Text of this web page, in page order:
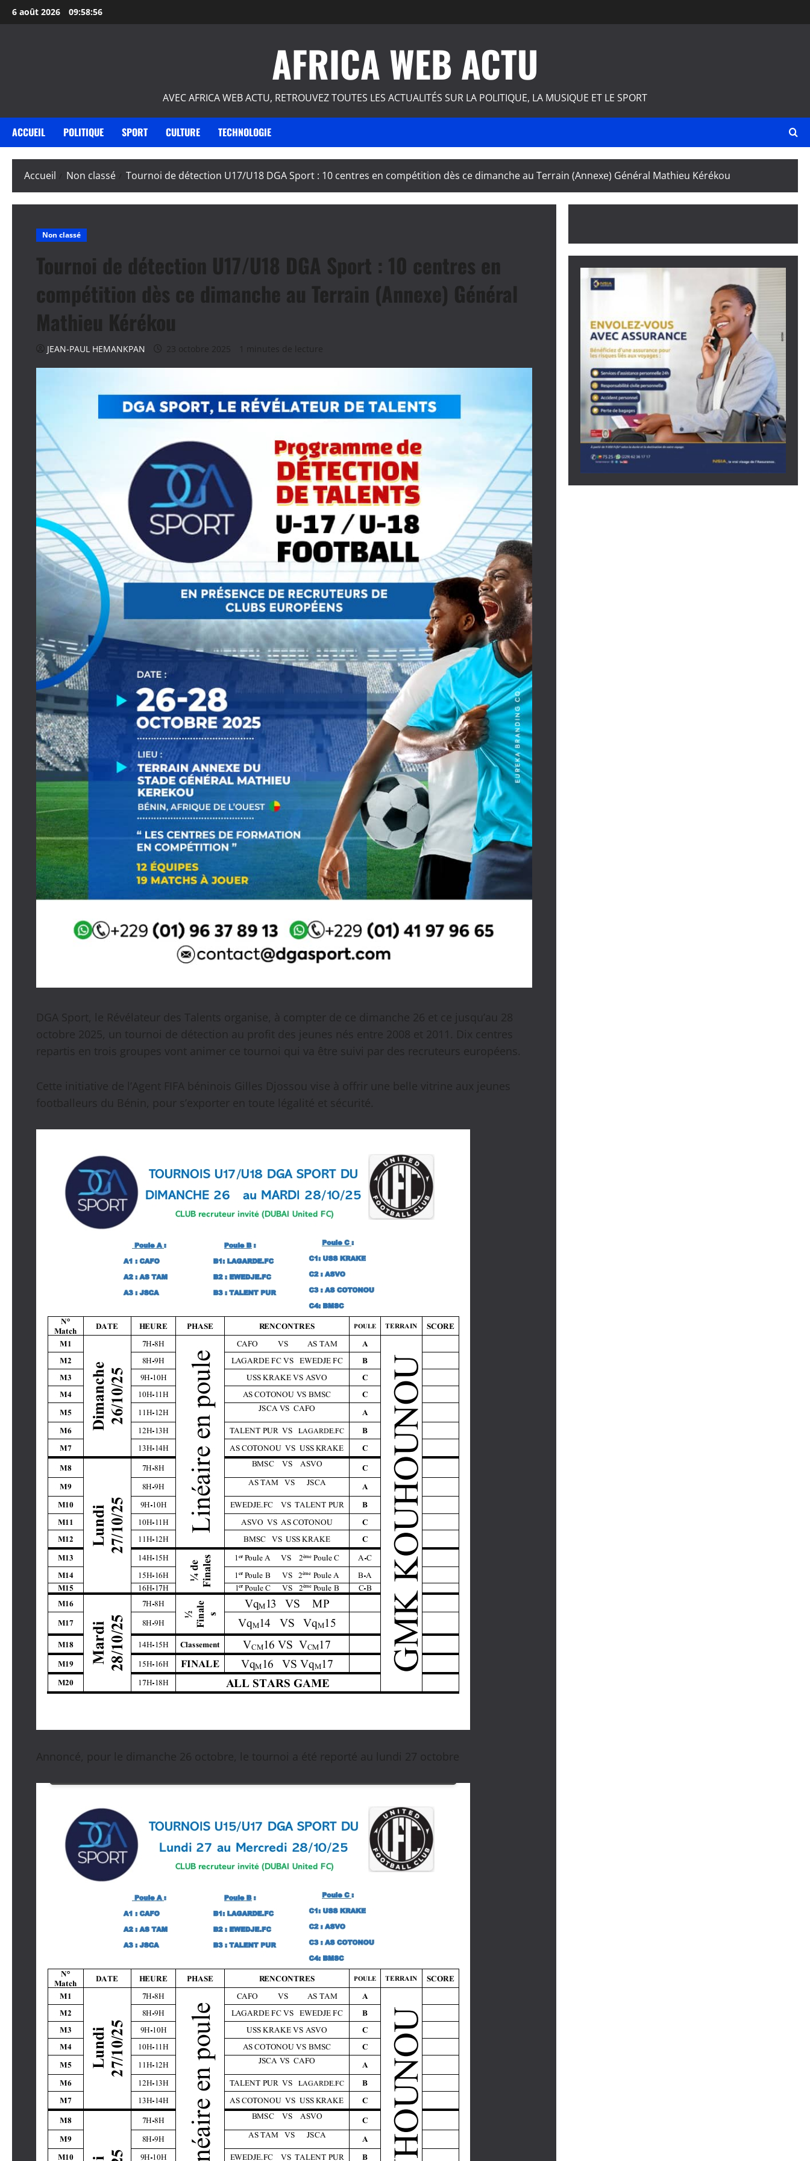
Aller
au
6 août 2026 09:58:58
AFRICA WEB ACTU
AVEC AFRICA WEB ACTU, RETROUVEZ TOUTES LES ACTUALITÉS SUR LA POLITIQUE, LA MUSIQUE ET LE SPORT
ACCUEIL POLITIQUE SPORT CULTURE TECHNOLOGIE
Accueil Non classé Tournoi de détection U17/U18 DGA Sport : 10 centres en compétition dès ce dimanche au Terrain (Annexe) Général Mathieu Kérékou
Non classé
Tournoi de détection U17/U18 DGA Sport : 10 centres en
compétition dès ce dimanche au Terrain (Annexe) Général
Mathieu Kérékou
JEAN-PAUL HEMANKPAN 23 octobre 2025 1 minutes de lecture
DGA Sport, le Révélateur des Talents organise, à compter de ce dimanche 26 et ce jusqu’au 28
octobre 2025, un tournoi de détection au profit des jeunes nés entre 2008 et 2011. Dix centres
repartis en trois groupes vont animer ce tournoi qui va être suivi par des recruteurs européens.
Cette initiative de l’Agent FIFA béninois Gilles Djossou vise à offrir une belle vitrine aux jeunes
footballeurs du Bénin, pour s’exporter en toute légalité et sécurité.
Annoncé, pour le dimanche 26 octobre, le tournoi a été reporté au lundi 27 octobre